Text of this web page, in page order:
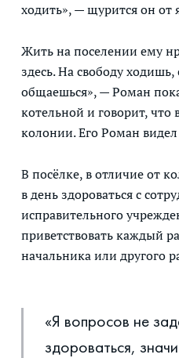
ходить», — щурится он от
Жить на поселении ему
здесь. На свободу
общаешься», — Роман
котельной и говорит,
колонии. Его Роман видел
В посёлке, в отличие от
в день здороваться с
исправительного
приветствовать каждый
начальника или другого
«Я вопросов не
здороваться,